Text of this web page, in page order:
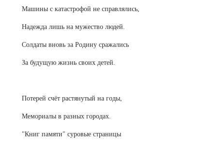
Машины с катастрофой не справлялись,
Надежда лишь на мужество людей.
Солдаты вновь за Родину сражались
За будущую жизнь своих детей.
Потерей счёт растянутый на годы,
Мемориалы в разных городах.
"Книг памяти" суровые страницы